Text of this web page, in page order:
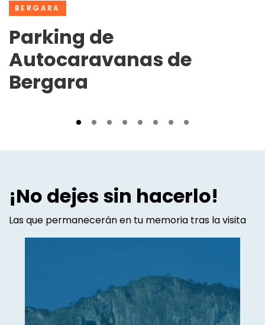
BERGARA
Parking de
Autocaravanas de
Bergara
¡No dejes sin hacerlo!
Las que permanecerán en tu memoria tras la visita